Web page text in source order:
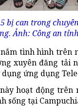
bị can trong
Ảnh: Công an
tình hình
xuyên đăng tải
ứng dụng
hoạt động
sống tại